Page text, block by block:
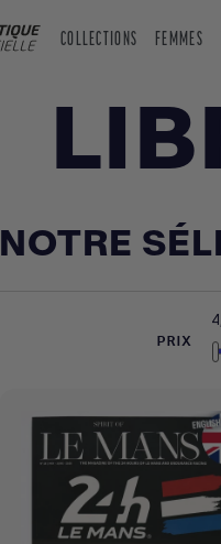
COLLECTIONS FEMMES
NOTRE
PRIX